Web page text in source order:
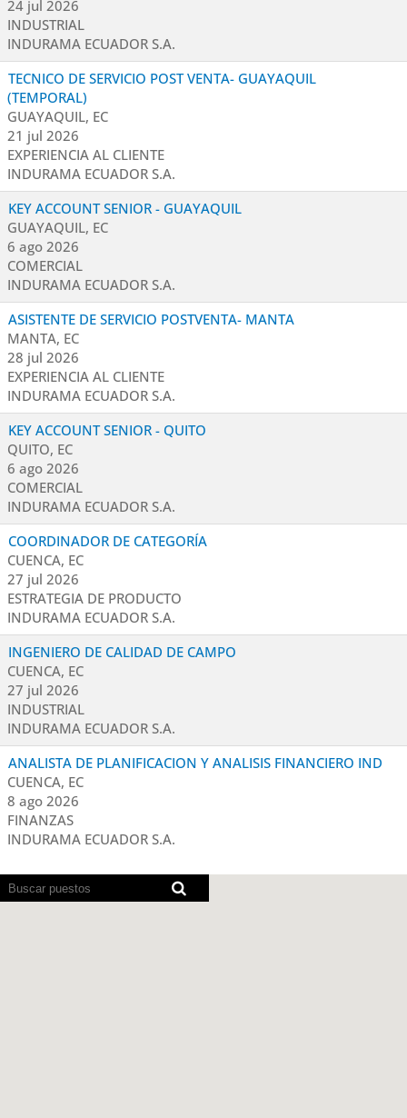
24 jul 2026
INDUSTRIAL
INDURAMA ECUADOR S.A.
TECNICO DE SERVICIO POST VENTA- GUAYAQUIL
(TEMPORAL)
GUAYAQUIL, EC
21 jul 2026
EXPERIENCIA AL CLIENTE
INDURAMA ECUADOR S.A.
KEY ACCOUNT SENIOR - GUAYAQUIL
GUAYAQUIL, EC
6 ago 2026
COMERCIAL
INDURAMA ECUADOR S.A.
ASISTENTE DE SERVICIO POSTVENTA- MANTA
MANTA, EC
28 jul 2026
EXPERIENCIA AL CLIENTE
INDURAMA ECUADOR S.A.
KEY ACCOUNT SENIOR - QUITO
QUITO, EC
6 ago 2026
COMERCIAL
INDURAMA ECUADOR S.A.
COORDINADOR DE CATEGORÍA
CUENCA, EC
27 jul 2026
ESTRATEGIA DE PRODUCTO
INDURAMA ECUADOR S.A.
INGENIERO DE CALIDAD DE CAMPO
CUENCA, EC
27 jul 2026
INDUSTRIAL
INDURAMA ECUADOR S.A.
ANALISTA DE PLANIFICACION Y ANALISIS FINANCIERO IND
CUENCA, EC
8 ago 2026
FINANZAS
INDURAMA ECUADOR S.A.
Los
lectores